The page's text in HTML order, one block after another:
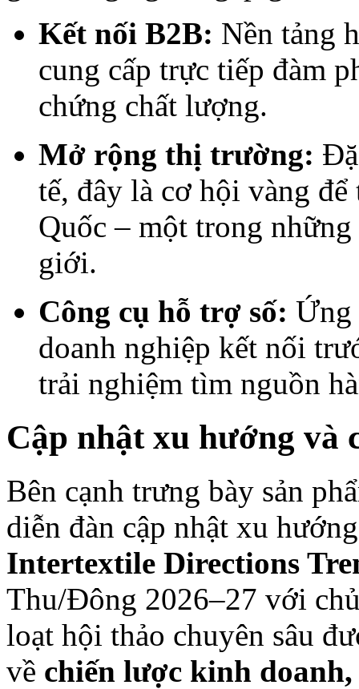
Kết nối B2B: Nền tảng
cung cấp trực tiếp đàm
chứng chất lượng.
Mở rộng thị trường:
tế, đây là cơ hội vàng
Quốc – một trong
giới.
Công cụ hỗ trợ số:
doanh nghiệp kết nối
trải nghiệm tìm nguồn
Cập nhật xu hướng và
Bên cạnh trưng bày sản
diễn đàn cập nhật xu
Intertextile Directions
Thu/Đông 2026–27 với
loạt hội thảo chuyên sâu
về chiến lược kinh